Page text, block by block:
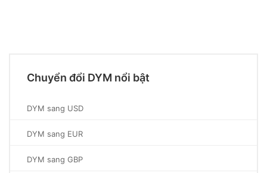
Chuyển đổi DYM nổi bật
DYM sang USD
DYM sang EUR
DYM sang GBP